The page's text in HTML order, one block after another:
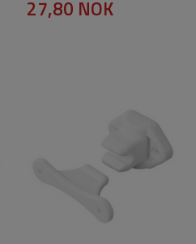
27,80 NOK